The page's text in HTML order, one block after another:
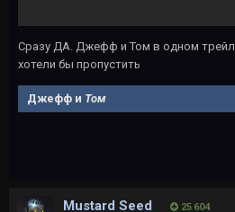
Сразу ДА. Джефф и Том в одном
хотели бы пропустить
Джефф и Том
Mustard Seed 25 604